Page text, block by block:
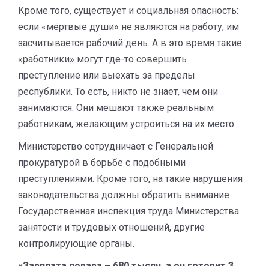
Кроме того, существует и социальная опасность:
если «мёртвые души» не являются на работу, им
засчитывается рабочий день. А в это время такие
«работники» могут где-то совершить
преступление или выехать за пределы
республики. То есть, никто не знает, чем они
занимаются. Они мешают также реальным
работникам, желающим устроиться на их место.
Министерство сотрудничает с Генеральной
прокуратурой в борьбе с подобными
преступлениями. Кроме того, на такие нарушения
законодательства должны обратить внимание
Государственная инспекция труда Министерства
занятости и трудовых отношений, другие
контролирующие органы.